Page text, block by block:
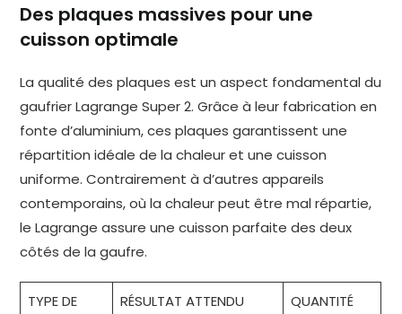
Des plaques massives pour une
cuisson optimale
La qualité des plaques est un aspect fondamental du
gaufrier Lagrange Super 2. Grâce à leur fabrication en
fonte d’aluminium, ces plaques garantissent une
répartition idéale de la chaleur et une cuisson
uniforme. Contrairement à d’autres appareils
contemporains, où la chaleur peut être mal répartie,
le Lagrange assure une cuisson parfaite des deux
côtés de la gaufre.
TYPE DE
RÉSULTAT ATTENDU
QUANTITÉ